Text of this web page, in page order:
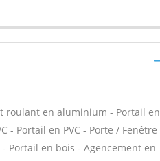
roulant en aluminium - Portail en
- Portail en PVC - Porte / Fenêtre
Portail en bois - Agencement en